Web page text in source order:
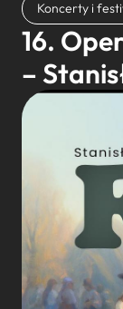
Miasto
Koncerty i
16.
–